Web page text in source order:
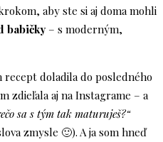
aby ste si aj doma mohli
babičky – s moderným,
doladila do posledného
zdieľala aj na Instagrame – a
sa s tým tak maturuješ?“
zmysle 🙂). A ja som hneď